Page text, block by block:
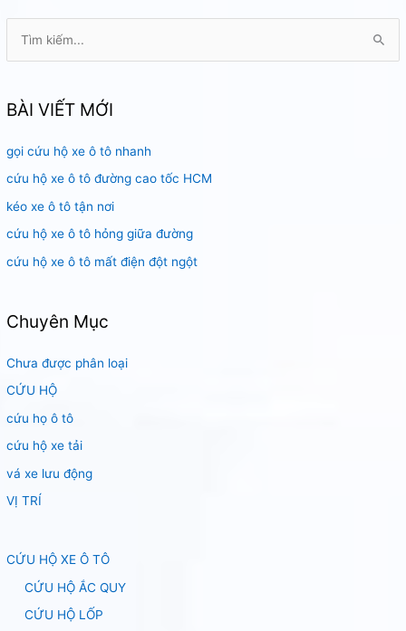
k
ế
m
:
BÀI VIẾT MỚI
gọi cứu hộ xe ô tô nhanh
cứu hộ xe ô tô đường cao tốc HCM
kéo xe ô tô tận nơi
cứu hộ xe ô tô hỏng giữa đường
cứu hộ xe ô tô mất điện đột ngột
Chuyên Mục
Chưa được phân loại
CỨU HỘ
cứu họ ô tô
cứu hộ xe tải
vá xe lưu động
VỊ TRÍ
CỨU HỘ XE Ô TÔ
CỨU HỘ ẮC QUY
CỨU HỘ LỐP
HCM